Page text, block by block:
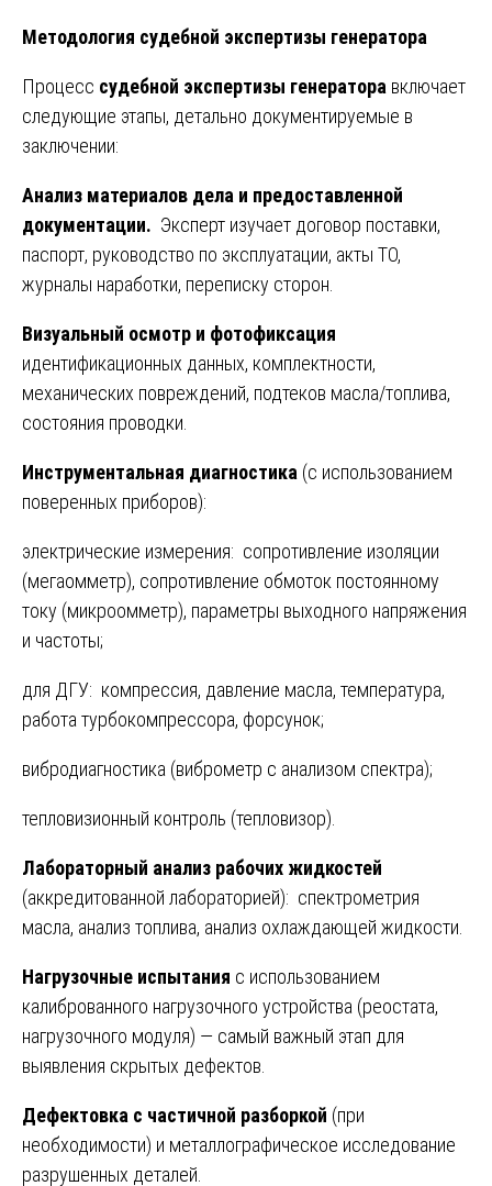
Методология судебной экспертизы генератора
Процесс судебной экспертизы генератора включает
следующие этапы, детально документируемые в
заключении:
Анализ материалов дела и предоставленной
документации. Эксперт изучает договор поставки,
паспорт, руководство по эксплуатации, акты ТО,
журналы наработки, переписку сторон.
Визуальный осмотр и фотофиксация
идентификационных данных, комплектности,
механических повреждений, подтеков масла/топлива,
состояния проводки.
Инструментальная диагностика (с использованием
поверенных приборов):
электрические измерения: сопротивление изоляции
(мегаомметр), сопротивление обмоток постоянному
току (микроомметр), параметры выходного напряжения
и частоты;
для ДГУ: компрессия, давление масла, температура,
работа турбокомпрессора, форсунок;
вибродиагностика (виброметр с анализом спектра);
тепловизионный контроль (тепловизор).
Лабораторный анализ рабочих жидкостей
(аккредитованной лабораторией): спектрометрия
масла, анализ топлива, анализ охлаждающей жидкости.
Нагрузочные испытания с использованием
калиброванного нагрузочного устройства (реостата,
нагрузочного модуля) — самый важный этап для
выявления скрытых дефектов.
Дефектовка с частичной разборкой (при
необходимости) и металлографическое исследование
разрушенных деталей.